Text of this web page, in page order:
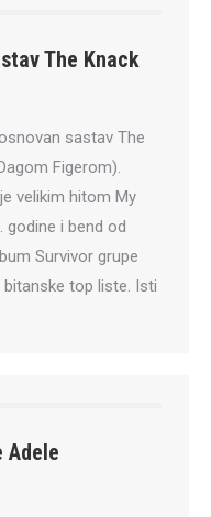
The Knack
sastav The
Figerom).
velikim hitom My
godine i bend od
Survivor grupe
bitanske top liste. Isti
Adele